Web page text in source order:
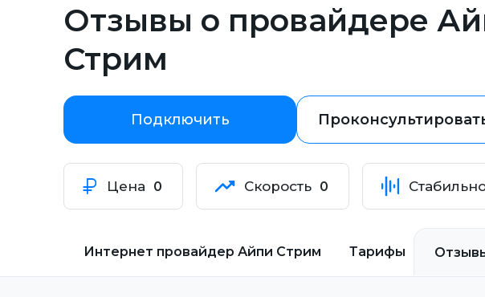
Отзывы о провайдере
Стрим
Подключить
Цена 0 Скорость 0
Интернет провайдер Айпи Стрим Тарифы